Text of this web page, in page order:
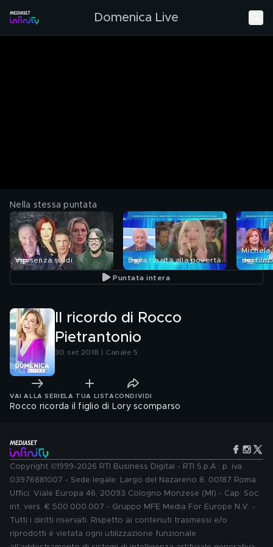
Domenica Live
Nella stessa puntata
Vip senza soldi Dalla ribalta alla povertà
Michela
dei film
Puntata intera
Il ricordo di Rocco
Pietrantonio
30 set 2018 | Canale 5
VAI ALLA SERIE LA TUA LISTA CONDIVIDI
Rocco ricorda il figlio di Lory scomparso
Copyright ©1999-2026 RTI Business Digital - RTI S.p.A.: p. iva
03976881007 - Sede legale: Largo del Nazareno 8, 00187 Roma.
Uffici: Viale Europa 46, 20093 Cologno Monzese (MI) - Cap. Soc.
int. vers. € 500.000.007 - Gruppo MFE Media For Europe N.V. -
Tutti i diritti riservati. Rispetto ai contenuti trasmessi e/o
riprodotti è vietata ogni utilizzazione funzionale